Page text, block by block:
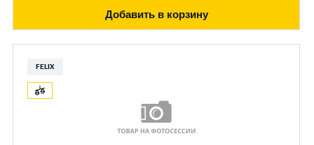
Добавить в корзину
FELIX